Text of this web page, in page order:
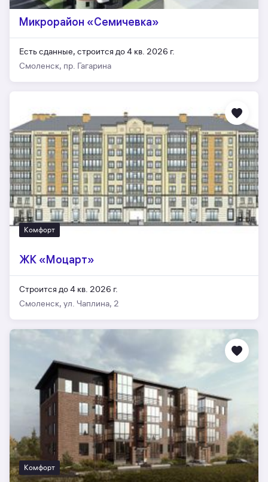
Микрорайон «Семичевка»
Есть сданные, строится до 4 кв. 2026 г.
Смоленск, пр. Гагарина
Комфорт
ЖК «Моцарт»
Строится до 4 кв. 2026 г.
Смоленск, ул. Чаплина, 2
Комфорт